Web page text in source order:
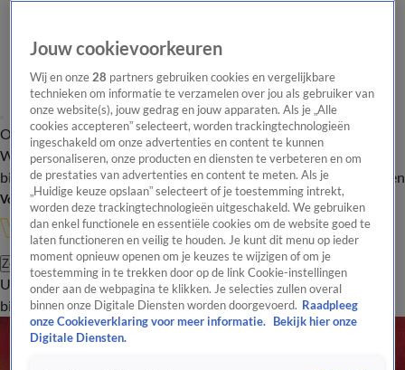
Overzicht Onze programma's Uitzendingen Onze gezichten
In de
WandelgangenInterviewsUitzending
bijwonenPodcastShopVeelgestelde vragenKijkersvraag insturen
Volg Vandaag Inside
Zoeken
UitzendingenVandaag InsideDe OranjezomerShopUitzending
bijwonen
Jouw cookievoorkeuren
Wij en onze28 partners gebruiken cookies en vergelijkbare
technieken om informatie te verzamelen over jou als gebruiker van
onze website(s), jouw gedrag en jouw apparaten. Als je „Alle
cookies accepteren” selecteert, worden trackingtechnologieën
ingeschakeld om onze advertenties en content te kunnen
personaliseren, onze producten en diensten te verbeteren en om
de prestaties van advertenties en content te meten. Als je
„Huidige keuze opslaan” selecteert of je toestemming intrekt,
worden deze trackingtechnologieën uitgeschakeld. We gebruiken
dan enkel functionele en essentiële cookies om de website goed te
laten functioneren en veilig te houden. Je kunt dit menu op ieder
moment opnieuw openen om je keuzes te wijzigen of om je
toestemming in te trekken door op de link Cookie-instellingen
onder aan de webpagina te klikken. Je selecties zullen overal
binnen onze Digitale Diensten worden doorgevoerd. Raadpleeg
onze Cookieverklaring voor meer informatie.
Bekijk hier onze
Digitale Diensten.